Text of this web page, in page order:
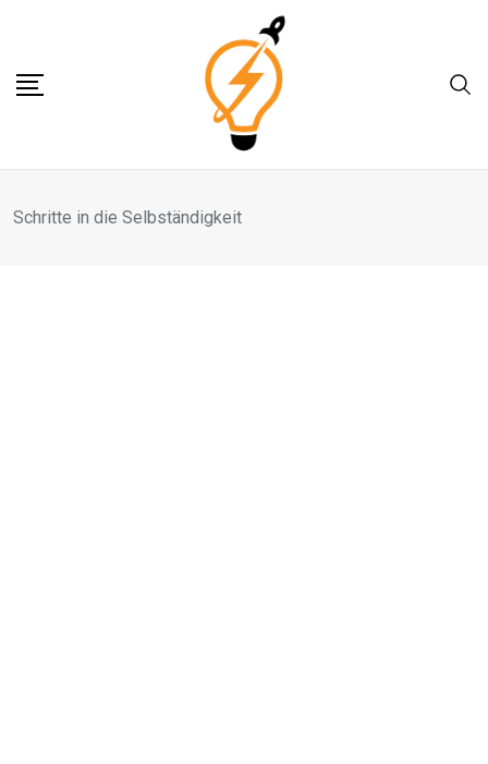
content
Schritte in die Selbständigkeit